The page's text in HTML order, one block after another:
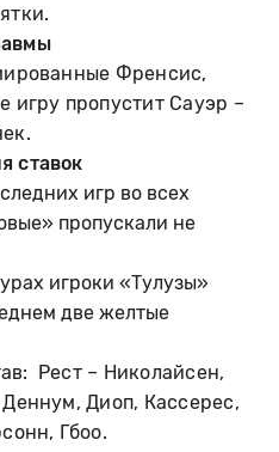
Френсис,
игру пропустит Сауэр –
ставок
игр во всех
пропускали не
игроки «Тулузы»
две желтые
Рест – Николайсен,
Диоп, Кассерес,
Гбоо.